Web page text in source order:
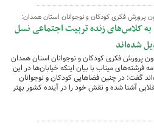
پرورش فکری کودکان و نوجوانان استان همدان:
به کلاس‌های زنده تربیت اجتماعی نسل
شده‌اند
پرورش فکری کودکان و نوجوانان استان همدان
فرشته‌های میناب با بیان اینکه خیابان‌ها در این
گفت: در چنین فضاهایی کودکان و نوجوانان
آشنا شده و نقش خود را در آینده کشور بهتر